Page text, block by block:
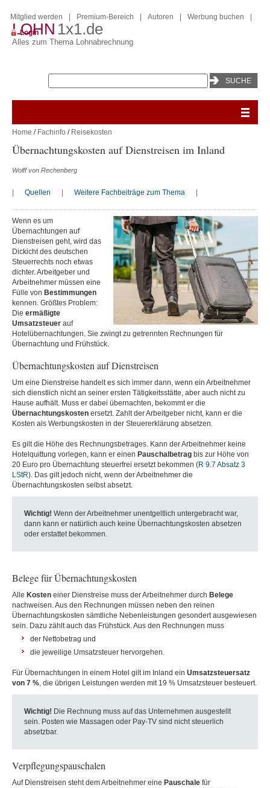
LOHN 1x1.de
Alles zum Thema Lohnabrechnung
Mitglied werden Premium-Bereich Autoren Werbung buchen
Login
Home / Fachinfo / Reisekosten
Übernachtungskosten auf Dienstreisen im Inland
Wolff von Rechenberg
Quellen Weitere Fachbeiträge zum Thema
Wenn es um
Übernachtungen auf
Dienstreisen geht, wird das
Dickicht des deutschen
Steuerrechts noch etwas
dichter. Arbeitgeber und
Arbeitnehmer müssen eine
Fülle von Bestimmungen
kennen. Größtes Problem:
Die ermäßigte
Umsatzsteuer auf
Hotelübernachtungen. Sie zwingt zu getrennten Rechnungen für
Übernachtung und Frühstück.
Übernachtungskosten auf Dienstreisen
Um eine Dienstreise handelt es sich immer dann, wenn ein Arbeitnehmer
sich dienstlich nicht an seiner ersten Tätigkeitsstätte, aber auch nicht zu
Hause aufhält. Muss er dabei übernachten, bekommt er die
Übernachtungskosten ersetzt. Zahlt der Arbeitgeber nicht, kann er die
Kosten als Werbungskosten in der Steuererklärung absetzen.
Es gilt die Höhe des Rechnungsbetrages. Kann der Arbeitnehmer keine
Hotelquittung vorlegen, kann er einen Pauschalbetrag bis zur Höhe von
20 Euro pro Übernachtung steuerfrei ersetzt bekommen (R 9.7 Absatz 3
LStR). Das gilt jedoch nicht, wenn der Arbeitnehmer die
Übernachtungskosten selbst absetzt.
Wichtig! Wenn der Arbeitnehmer unentgeltlich untergebracht war,
dann kann er natürlich auch keine Übernachtungskosten absetzen
oder erstattet bekommen.
Belege für Übernachtungskosten
Alle Kosten einer Dienstreise muss der Arbeitnehmer durch Belege
nachweisen. Aus den Rechnungen müssen neben den reinen
Übernachtungskosten sämtliche Nebenleistungen gesondert ausgewiesen
sein. Dazu zählt auch das Frühstück. Aus den Rechnungen muss
der Nettobetrag und
die jeweilige Umsatzsteuer hervorgehen.
Für Übernachtungen in einem Hotel gilt im Inland ein Umsatzsteuersatz
von 7 %, die übrigen Leistungen werden mit 19 % Umsatzsteuer besteuert.
Wichtig! Die Rechnung muss auf das Unternehmen ausgestellt
sein. Posten wie Massagen oder Pay-TV sind nicht steuerlich
absetzbar.
Verpflegungspauschalen
Auf Dienstreisen steht dem Arbeitnehmer eine Pauschale für